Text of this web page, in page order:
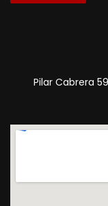
Pilar Cabrera